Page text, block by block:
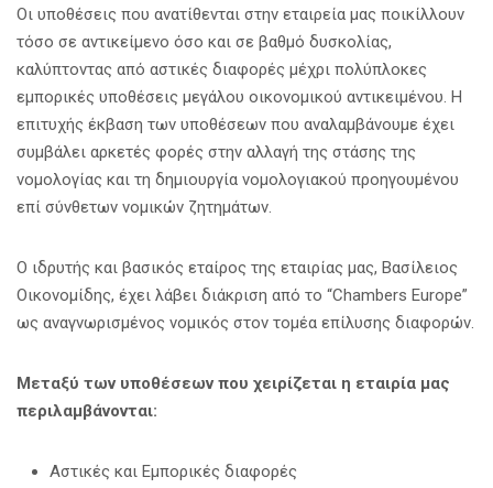
Οι υποθέσεις που ανατίθενται στην εταιρεία μας ποικίλλουν
τόσο σε αντικείμενο όσο και σε βαθμό δυσκολίας,
καλύπτοντας από αστικές διαφορές μέχρι πολύπλοκες
εμπορικές υποθέσεις μεγάλου οικονομικού αντικειμένου. Η
επιτυχής έκβαση των υποθέσεων που αναλαμβάνουμε έχει
συμβάλει αρκετές φορές στην αλλαγή της στάσης της
νομολογίας και τη δημιουργία νομολογιακού προηγουμένου
επί σύνθετων νομικών ζητημάτων.
Ο ιδρυτής και βασικός εταίρος της εταιρίας μας, Βασίλειος
Οικονομίδης, έχει λάβει διάκριση από το “Chambers Europe”
ως αναγνωρισμένος νομικός στον τομέα επίλυσης διαφορών.
Μεταξύ των υποθέσεων που χειρίζεται η εταιρία μας
περιλαμβάνονται:
Αστικές και Εμπορικές διαφορές